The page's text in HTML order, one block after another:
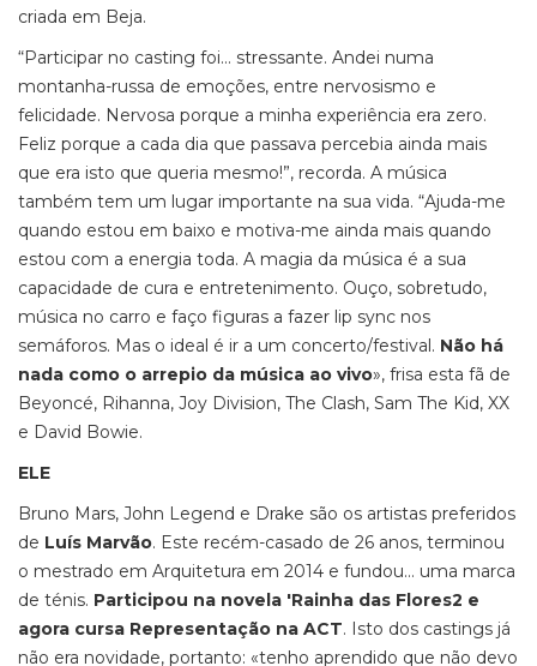
criada em Beja.
“Participar no casting foi… stressante. Andei numa
montanha-russa de emoções, entre nervosismo e
felicidade. Nervosa porque a minha experiência era zero.
Feliz porque a cada dia que passava percebia ainda mais
que era isto que queria mesmo!”, recorda. A música
também tem um lugar importante na sua vida. “Ajuda-me
quando estou em baixo e motiva-me ainda mais quando
estou com a energia toda. A magia da música é a sua
capacidade de cura e entretenimento. Ouço, sobretudo,
música no carro e faço figuras a fazer lip sync nos
semáforos. Mas o ideal é ir a um concerto/festival. Não há
nada como o arrepio da música ao vivo», frisa esta fã de
Beyoncé, Rihanna, Joy Division, The Clash, Sam The Kid, XX
e David Bowie.
ELE
Bruno Mars, John Legend e Drake são os artistas preferidos
de Luís Marvão. Este recém-casado de 26 anos, terminou
o mestrado em Arquitetura em 2014 e fundou… uma marca
de ténis. Participou na novela 'Rainha das Flores2 e
agora cursa Representação na ACT. Isto dos castings já
não era novidade, portanto: «tenho aprendido que não devo